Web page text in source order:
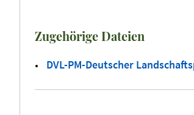
Zugehörige Dateien
DVL-PM-Deutscher